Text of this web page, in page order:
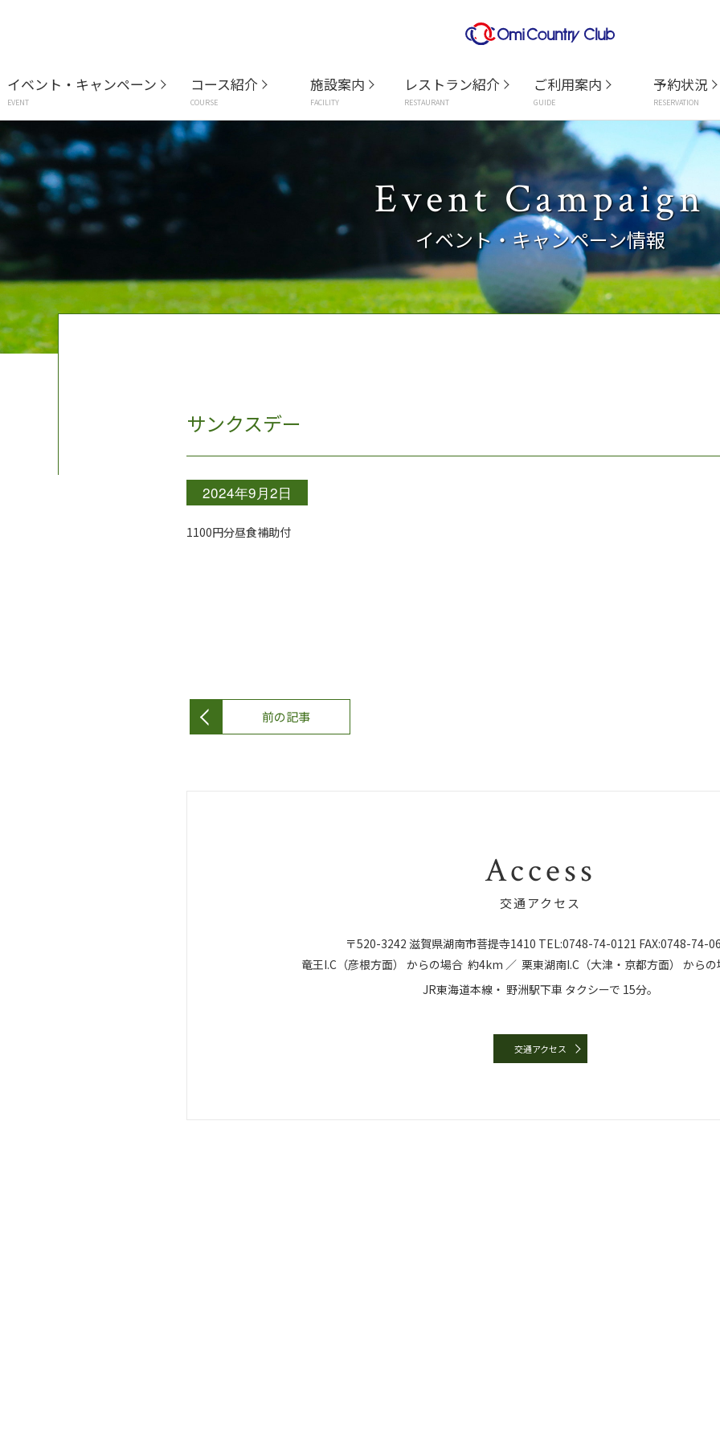
イベント・キャンペーン
EVENT
コース紹介
COURSE
施設案内
FACILITY
レストラン紹介
RESTAURANT
ご利用案内
GUIDE
予約状況
RESERVATION
Event Campaign
イベント・キャンペーン情報
サンクスデー
2024年9月2日
1100円分昼食補助付
前の記事
Access
交通アクセス
〒520-3242 滋賀県湖南市菩提寺1410 TEL:0748-74-0121 FAX:0748-74-
竜王I.C（彦根方面） からの場合 約4km ／ 栗東湖南I.C（大津・京都方面）
から
JR東海道本線・ 野洲駅下車 タクシーで 15分。
交通アクセス